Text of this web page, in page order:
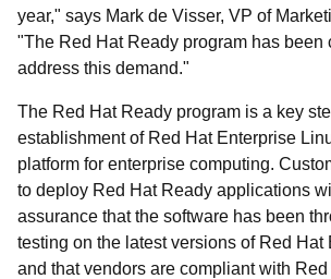
year," says Mark de Visser, VP of
"The Red Hat Ready program has been
address this demand."
The Red Hat Ready program is a key
establishment of Red Hat Enterprise
platform for enterprise computing.
to deploy Red Hat Ready applications
assurance that the software has been
testing on the latest versions of Red Hat
and that vendors are compliant with